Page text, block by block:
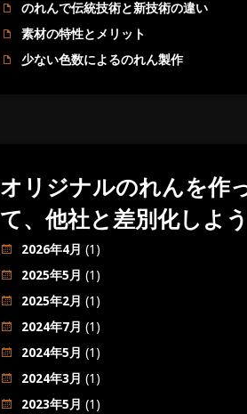
のれんで伝統技術と新技術の違い
素材の特性とメリット
少ない色数によるのれん製作
オリジナルのれんを作
て、他社と差別化しよう
2026年4月 (1)
2025年5月 (1)
2025年2月 (1)
2024年7月 (1)
2024年5月 (1)
2024年3月 (1)
2023年5月 (1)